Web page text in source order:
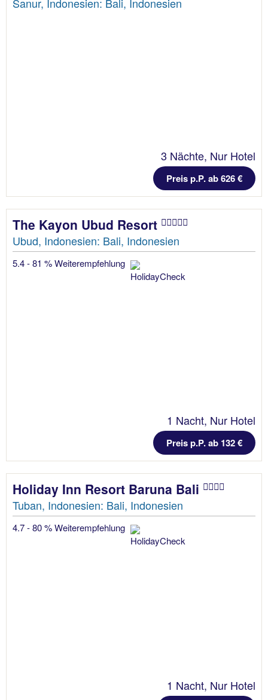
Sanur, Indonesien: Bali, Indonesien
3 Nächte, Nur Hotel
Preis p.P. ab 626 €
The Kayon Ubud Resort
Ubud, Indonesien: Bali, Indonesien
5.4 - 81 % Weiterempfehlung
1 Nacht, Nur Hotel
Preis p.P. ab 132 €
Holiday Inn Resort Baruna Bali
Tuban, Indonesien: Bali, Indonesien
4.7 - 80 % Weiterempfehlung
1 Nacht, Nur Hotel